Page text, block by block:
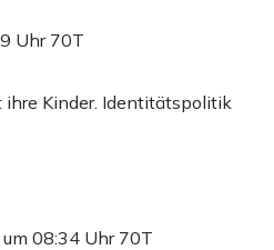
Uhr 70T
ihre Kinder. Identitätspolitik
08:34 Uhr 70T